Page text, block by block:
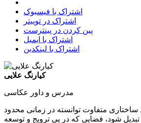
اشتراک با فیسبوک
اشتراک در توییتر
پین کردن در پینترست
اشتراک با ایمیل
اشتراک با لینکدین
کیارنگ علایی
مدرس و داور عکاسی
ساختاری متفاوت توانسته در زمانی محدود
شود، فضایی که در پی ترویج و توسعه